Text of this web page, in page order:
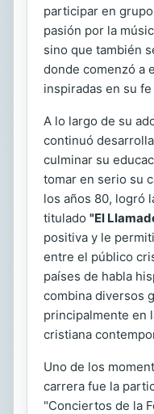
participar en
pasión por la
sino que también
donde comenzó a
inspiradas en su
A lo largo de su
continuó
culminar su
tomar en serio su
los años 80, logró
titulado "El
positiva y le
entre el público
países de habla
combina diversos
principalmente en
cristiana
Uno de los
carrera fue la
"Conciertos de la